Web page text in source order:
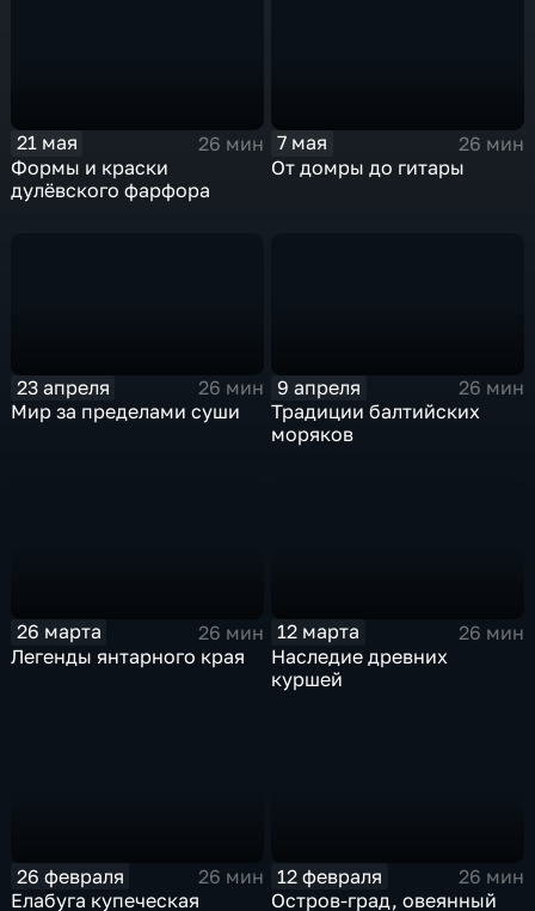
21 мая
26 мин
Формы и краски
дулёвского фарфора
7 мая
26 мин
От домры до гитары
23 апреля
26 мин
Мир за пределами суши
9 апреля
26 мин
Традиции балтийских
моряков
26 марта
26 мин
Легенды янтарного края
12 марта
26 мин
Наследие древних
куршей
26 февраля
26 мин
Елабуга купеческая
12 февраля
26 мин
Остров-град, овеянный